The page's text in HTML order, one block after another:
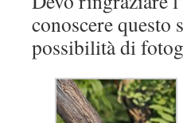
conoscere questo
possibilità di